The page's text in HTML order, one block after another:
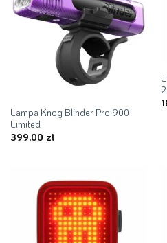
Lampa Knog Blinder Pro 900
Limited
399,00 zł